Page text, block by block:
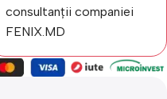
consultanții companiei
FENIX.MD